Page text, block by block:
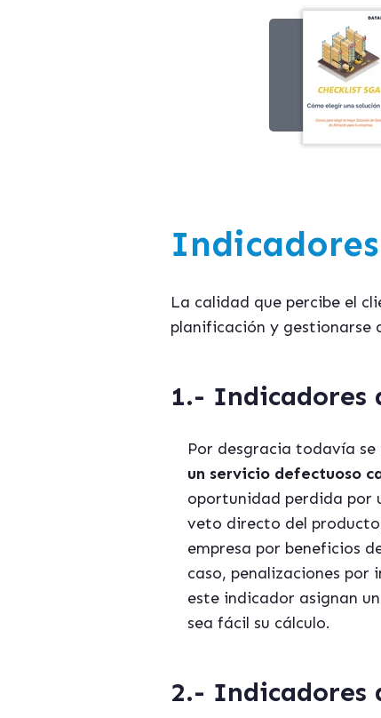
La calidad que percibe el
planificación y gestionarse
1.- Indicadores
Por desgracia todavía
un servicio defectuoso
oportunidad perdida por
veto directo del
empresa por beneficios
caso, penalizaciones por
este indicador asignan
sea fácil su cálculo.
2.- Indicadores